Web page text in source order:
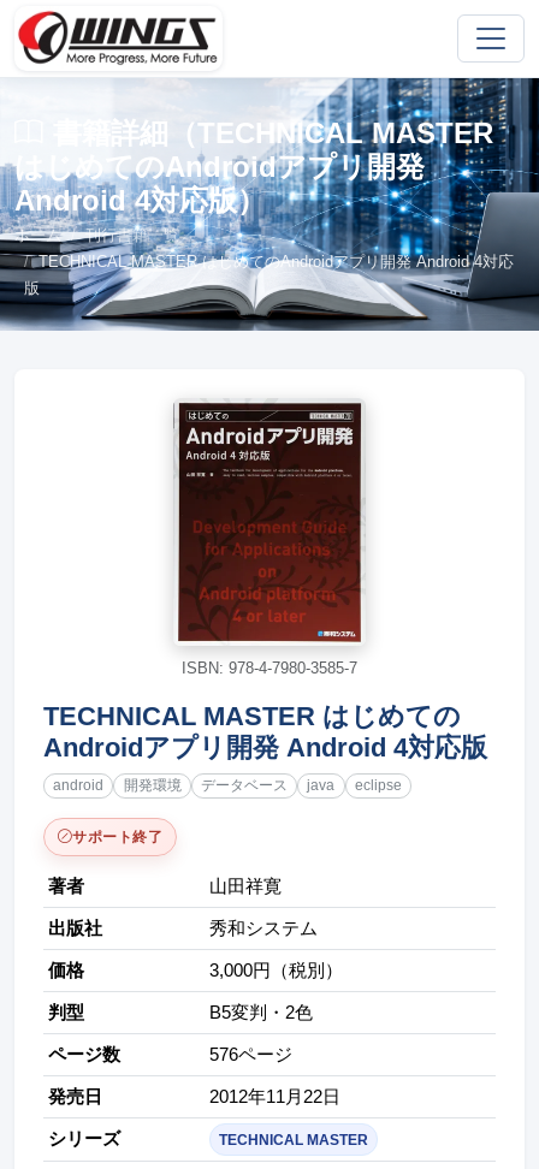
書籍詳細（TECHNICAL MASTER
はじめてのAndroidアプリ開発
Android 4対応版）
ホーム
刊行書籍一覧
TECHNICAL MASTER はじめてのAndroidアプリ開発 Android 4対応
版
ISBN: 978-4-7980-3585-7
TECHNICAL MASTER はじめての
Androidアプリ開発 Android 4対応版
android 開発環境 データベース java eclipse
サポート終了
著者 山田祥寛
出版社 秀和システム
価格 3,000円（税別）
判型 B5変判・2色
ページ数 576ページ
発売日 2012年11月22日
シリーズ TECHNICAL MASTER